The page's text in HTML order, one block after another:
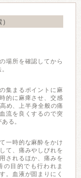
場所を確認してから
集まるポイントに麻
的に麻痺させ、交感
め、上半身全般の痛
流を良くするので突
る。
一時的な麻酔をかけ
て、痛みやしびれを
されるほか、痛みを
目的でも行われま
。血液が固まりにく